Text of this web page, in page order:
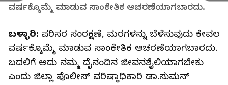
ವರ್ಷಕ್ಕೊಮ್ಮೆ ಮಾಡುವ ಸಾಂಕೇತಿಕ ಆಚರಣೆಯಾಗಬಾರದು.
ಬಳ್ಳಾರಿ: ಪರಿಸರ ಸಂರಕ್ಷಣೆ, ಮರಗಳನ್ನು ಬೆಳೆಸುವುದು ಕೇವಲ
ವರ್ಷಕ್ಕೊಮ್ಮೆ ಮಾಡುವ ಸಾಂಕೇತಿಕ ಆಚರಣೆಯಾಗಬಾರದು.
ಬದಲಿಗೆ ಅದು ನಮ್ಮ ದೈನಂದಿನ ಜೀವನಶೈಲಿಯಾಗಬೇಕು
ಎಂದು ಜಿಲ್ಲಾ ಪೊಲೀಸ್ ವರಿಷ್ಠಾಧಿಕಾರಿ ಡಾ.ಸುಮನ್